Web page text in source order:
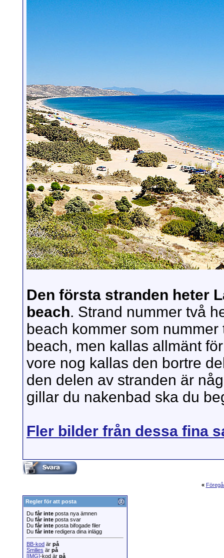
Den första stranden heter
beach. Strand nummer två
beach kommer som
beach, men kallas allmänt
vore nog kallas den bortre
den delen av stranden är
gillar du nakenbad ska du
Fler bilder från dessa fina
«
Regler för att posta
Du får inte posta nya ämnen
Du får inte posta svar
Du får inte posta bifogade filer
Du får inte redigera dina inlägg
BB-kod är på
Smilies är på
[IMG]-kod är på